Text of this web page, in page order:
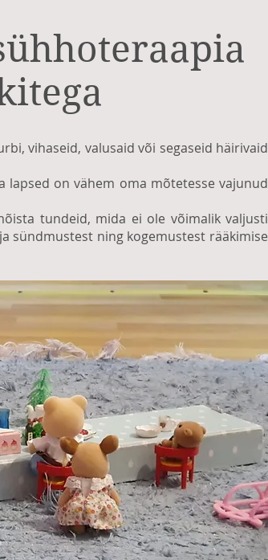
vihaseid, valusaid või segaseid häirivaid
lapsed on vähem oma mõtetesse vajunud
tundeid, mida ei ole võimalik valjusti
sündmustest ning kogemustest rääkimise